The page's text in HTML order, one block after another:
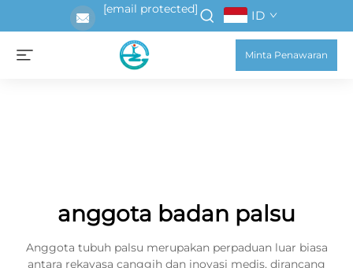
[email protected] ID
Minta Penawaran
anggota badan palsu
Anggota tubuh palsu merupakan perpaduan luar biasa
antara rekayasa canggih dan inovasi medis, dirancang